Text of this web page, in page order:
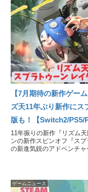
【7月期待の新作ゲー
ズ天11年ぶり新作に
版も！【Switch2/PS5/
11年振りの新作『リズム
ンの新作スピンオフ『ス
の新進気鋭のアドベンチ
ゲームニュース